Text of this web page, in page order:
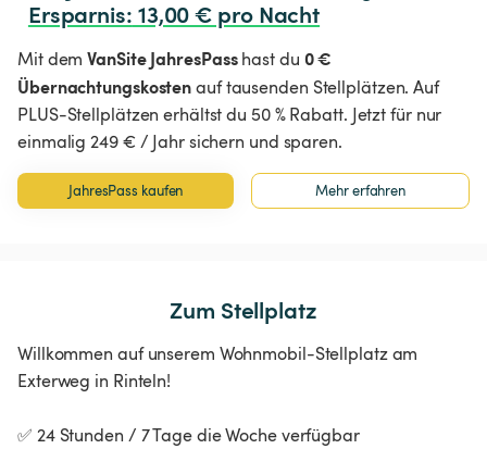
Ersparnis: 13,00 € pro Nacht
Mit demVanSite JahresPasshast du 0 €
Übernachtungskostenauf tausenden Stellplätzen. Auf
PLUS-Stellplätzen erhältst du 50 % Rabatt. Jetzt für nur
einmalig 249 € / Jahr sichern und sparen.
JahresPass kaufen Mehr erfahren
Zum Stellplatz
Willkommen auf unserem Wohnmobil-Stellplatz am
Exterweg in Rinteln!
✅ 24 Stunden / 7 Tage die Woche verfügbar